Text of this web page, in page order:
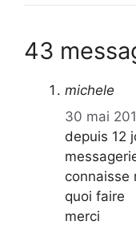
43
michele
30 mai
depuis 12
connaisse
quoi faire
merci